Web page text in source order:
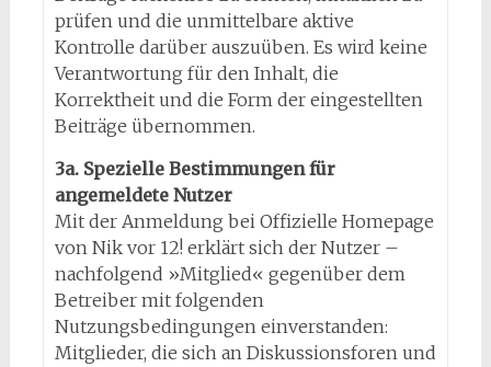
prüfen und die unmittelbare aktive
Kontrolle darüber auszuüben. Es wird keine
Verantwortung für den Inhalt, die
Korrektheit und die Form der eingestellten
Beiträge übernommen.
3a. Spezielle Bestimmungen für
angemeldete Nutzer
Mit der Anmeldung bei Offizielle Homepage
von Nik vor 12! erklärt sich der Nutzer –
nachfolgend »Mitglied« gegenüber dem
Betreiber mit folgenden
Nutzungsbedingungen einverstanden:
Mitglieder, die sich an Diskussionsforen und